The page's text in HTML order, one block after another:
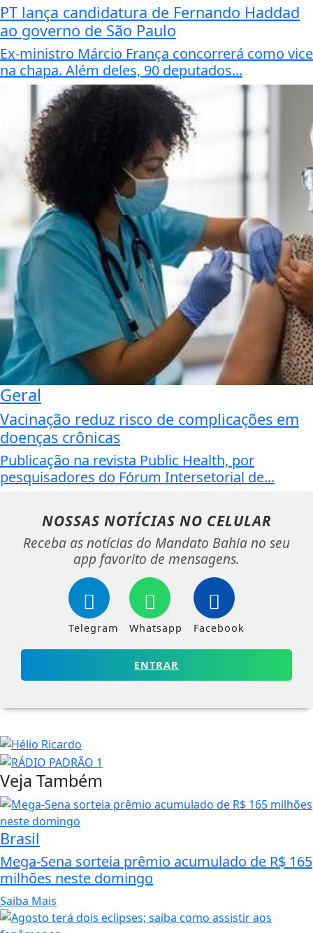
PT lança candidatura de Fernando Haddad
ao governo de São Paulo
Ex-ministro Márcio França concorrerá como vice
na chapa. Além deles, 90 deputados...
Geral
Vacinação reduz risco de complicações em
doenças crônicas
Publicação na revista Public Health, por
pesquisadores do Fórum Intersetorial de...
NOSSAS NOTÍCIAS NO CELULAR
Receba as notícias do Mandato Bahia no seu
app favorito de mensagens.
Telegram Whatsapp Facebook
ENTRAR
Veja Também
Brasil
Mega-Sena sorteia prêmio acumulado de R$ 165
milhões neste domingo
Saiba Mais